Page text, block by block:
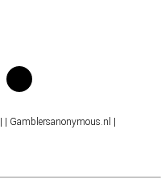
| Gamblersanonymous.nl